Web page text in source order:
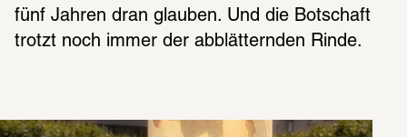
fünf Jahren dran glauben. Und die Botschaft
trotzt noch immer der abblätternden Rinde.